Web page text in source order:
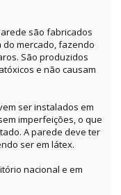
são fabricados
do mercado, fazendo
São produzidos
e não causam
ser instalados em
imperfeições, o que
A parede deve ter
ser em látex.
nacional e em